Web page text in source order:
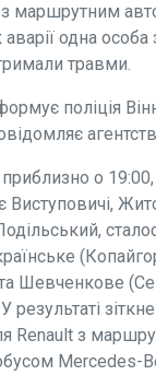
з маршрутним
аварії одна особа
травми.
поліція
приблизно о
Виступовичі,
Шевченкове
результаті
Renault з
Mercedes-